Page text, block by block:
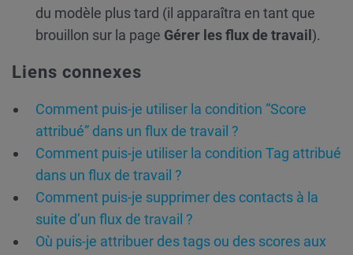
du modèle plus tard (il apparaîtra en tant que
brouillon sur la page Gérer les flux de travail ).
Liens connexes
Comment puis-je utiliser la condition “Score
attribué” dans un flux de travail ?
Comment puis-je utiliser la condition Tag attribué
dans un flux de travail ?
Comment puis-je supprimer des contacts à la
suite d’un flux de travail ?
Où puis-je attribuer des tags ou des scores aux